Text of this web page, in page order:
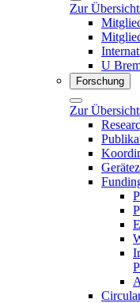
Zur
U
Forschung
Zur